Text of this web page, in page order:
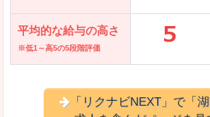
平均的な給与の高さ
※低1～高5の5段階評価
「リクナビNEXT」で「